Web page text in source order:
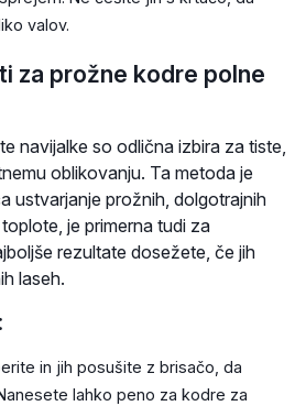
valov.
za prožne kodre polne
navijalke so odlična izbira za tiste,
oblikovanju. Ta metoda je
ustvarjanje prožnih, dolgotrajnih
je primerna tudi za
rezultate dosežete, če jih
laseh.
in jih posušite z brisačo, da
lahko peno za kodre za